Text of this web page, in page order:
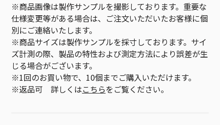
※商品画像は製作サンプルを撮影しております。重要な
仕様変更等がある場合は、ご注文いただいたお客様に個
別にご連絡いたします。
※商品サイズは製作サンプルを採寸しております。サイ
ズ計測の際、製品の特性および測定方法により誤差が生
じる場合がございます。
※1回のお買い物で、10個までご購入いただけます。
※返品可 詳しくはこちらをご覧ください。